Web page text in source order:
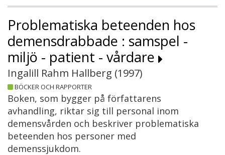
Problematiska beteenden hos
demensdrabbade : samspel -
miljö - patient - vårdare
Ingalill Rahm Hallberg (1997)
BÖCKER OCH RAPPORTER
Boken, som bygger på författarens
avhandling, riktar sig till personal inom
demensvården och beskriver problematiska
beteenden hos personer med
demenssjukdom.